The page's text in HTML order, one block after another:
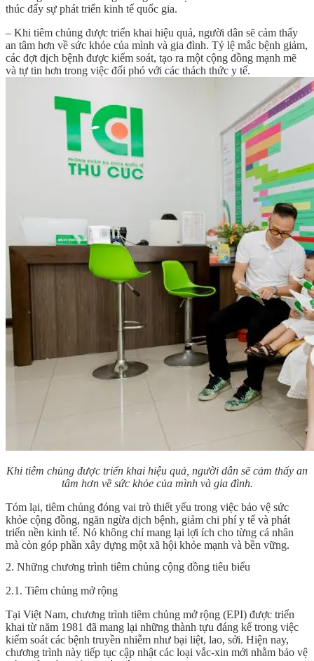
thúc đẩy sự phát triển kinh tế quốc gia.
– Khi tiêm chủng được triển khai hiệu quả, người dân sẽ cảm thấy
an tâm hơn về sức khỏe của mình và gia đình. Tỷ lệ mắc bệnh giảm,
các đợt dịch bệnh được kiểm soát, tạo ra một cộng đồng mạnh mẽ
và tự tin hơn trong việc đối phó với các thách thức y tế.
Khi tiêm chủng được triển khai hiệu quả, người dân sẽ cảm thấy an
tâm hơn về sức khỏe của mình và gia đình.
Tóm lại, tiêm chủng đóng vai trò thiết yếu trong việc bảo vệ sức
khỏe cộng đồng, ngăn ngừa dịch bệnh, giảm chi phí y tế và phát
triển nền kinh tế. Nó không chỉ mang lại lợi ích cho từng cá nhân
mà còn góp phần xây dựng một xã hội khỏe mạnh và bền vững.
2. Những chương trình tiêm chủng cộng đồng tiêu biểu
2.1. Tiêm chủng mở rộng
Tại Việt Nam, chương trình tiêm chủng mở rộng (EPI) được triển
khai từ năm 1981 đã mang lại những thành tựu đáng kể trong việc
kiểm soát các bệnh truyền nhiễm như bại liệt, lao, sởi. Hiện nay,
chương trình này tiếp tục cập nhật các loại vắc-xin mới nhằm bảo vệ